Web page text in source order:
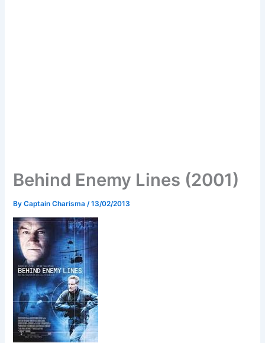
Behind Enemy Lines (2001)
ByCaptain Charisma /13/02/2013